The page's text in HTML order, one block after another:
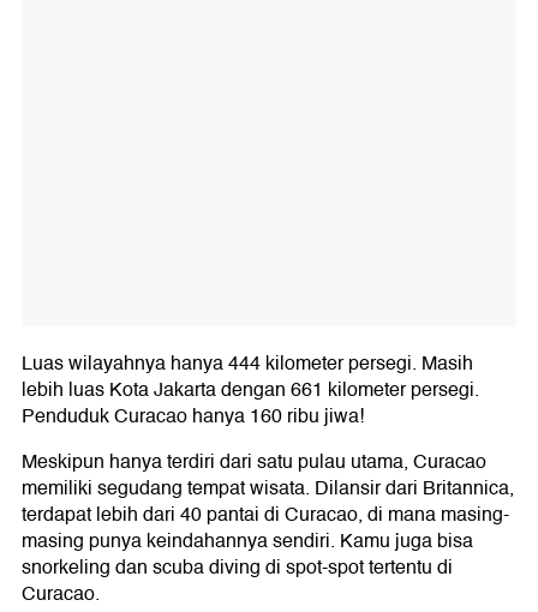
Luas wilayahnya hanya 444 kilometer persegi. Masih
lebih luas Kota Jakarta dengan 661 kilometer persegi.
Penduduk Curacao hanya 160 ribu jiwa!
Meskipun hanya terdiri dari satu pulau utama, Curacao
memiliki segudang tempat wisata. Dilansir dari Britannica,
terdapat lebih dari 40 pantai di Curacao, di mana masing-
masing punya keindahannya sendiri. Kamu juga bisa
snorkeling dan scuba diving di spot-spot tertentu di
Curacao.